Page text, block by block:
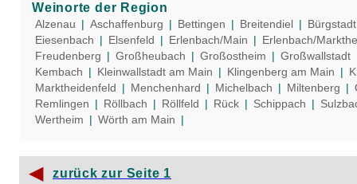
Weinorte der Region
Alzenau | Aschaffenburg | Bettingen | Breitendiel | Bürgstadt
Eiesenbach | Elsenfeld | Erlenbach/Main | Erlenbach/
Freudenberg | Großheubach | Großostheim | Großwallstadt
Kembach | Kleinwallstadt am Main | Klingenberg am Main |
Marktheidenfeld | Menchenhard | Michelbach | Miltenberg |
Remlingen | Röllbach | Röllfeld | Rück | Schippach |
Wertheim | Wörth am Main |
◀ zurück zur Seite 1